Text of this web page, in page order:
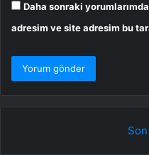
Daha sonraki
adresim ve site adresim bu